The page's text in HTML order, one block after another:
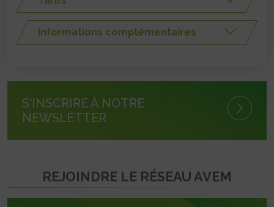
Informations complémentaires
S'INSCRIRE À NOTRE
NEWSLETTER
REJOINDRE LE RÉSEAU AVEM